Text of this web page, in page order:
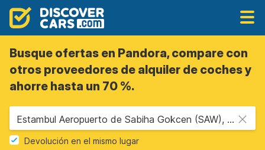
Busque ofertas en Pandora, compare con
otros proveedores de alquiler de coches y
ahorre hasta un 70 %.
Estambul Aeropuerto de Sabiha Gokcen (SAW), Estambul, Turquía
Devolución en el mismo lugar